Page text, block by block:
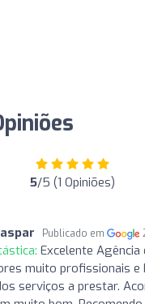
5/5 (1 Opiniões)
Publicado em
Excelente Agência
muito profissionais e
serviços a prestar.